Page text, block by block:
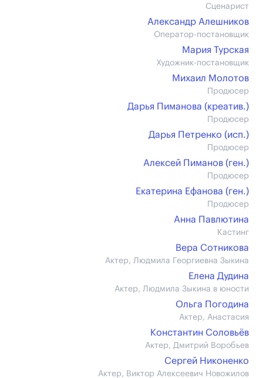
Сценарист
Александр Алешников
Оператор-постановщик
Мария Турская
Художник-постановщик
Михаил Молотов
Продюсер
Дарья Пиманова (креатив.)
Продюсер
Дарья Петренко (иcп.)
Продюсер
Алексей Пиманов (ген.)
Продюсер
Екатерина Ефанова (ген.)
Продюсер
Анна Павлютина
Кастинг
Вера Сотникова
Актер, Людмила Георгиевна Зыкина
Елена Дудина
Актер, Людмила Зыкина в юности
Ольга Погодина
Актер, Анастасия
Константин Соловьёв
Актер, Дмитрий Воробьев
Сергей Никоненко
Актер, Виктор Алексеевич Новожилов